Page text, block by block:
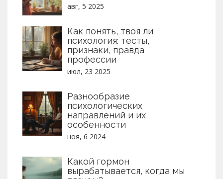
авг, 5 2025
Как понять, твоя ли
психология: тесты,
признаки, правда
профессии
июл, 23 2025
Разнообразие
психологических
направлений и их
особенности
ноя, 6 2024
Какой гормон
вырабатывается, когда мы